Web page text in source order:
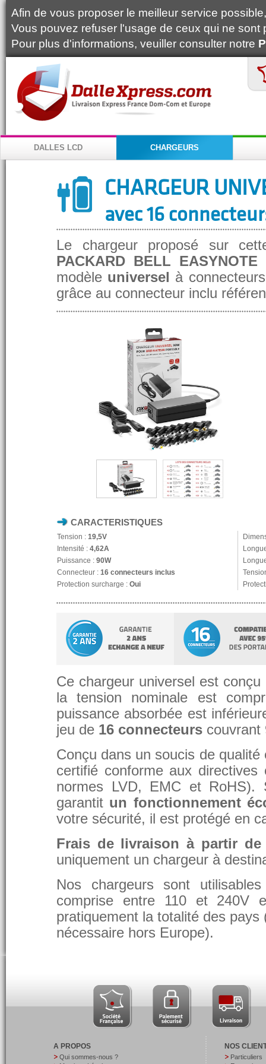
Afin de vous proposer le meilleur service
Vous pouvez refuser l'usage de ceux qui ne
Pour plus d'informations, veuiller consulter notre
DALLES LCD CHARGEURS
CHARGEUR
avec 16
Le chargeur proposé sur
PACKARD BELL EASYNOTE
modèle universel à
grâce au connecteur inclu
CARACTERISTIQUES
Tension : 19,5V
Intensité : 4,62A
Puissance : 90W
Connecteur : 16 connecteurs inclus
Protection surcharge : Oui
Ce chargeur universel est
la tension nominale est
puissance absorbée est
jeu de 16 connecteurs couvrant
Conçu dans un soucis de
certifié conforme aux
normes LVD, EMC et RoHS).
garantit un fonctionnement
votre sécurité, il est protégé en
Frais de livraison à partir de
uniquement un chargeur à
Nos chargeurs sont
comprise entre 110 et 240V
pratiquement la totalité des
nécessaire hors Europe).
A PROPOS
Qui sommes-nous ?
NOS
Particuliers